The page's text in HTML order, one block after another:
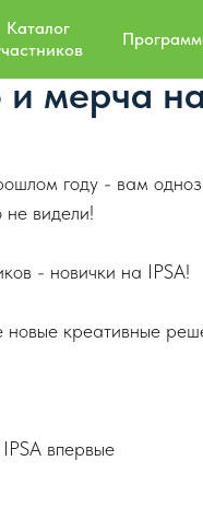
Каталог
мерча
году - вам
не видели!
- новички на IPSA!
новые креативные
впервые